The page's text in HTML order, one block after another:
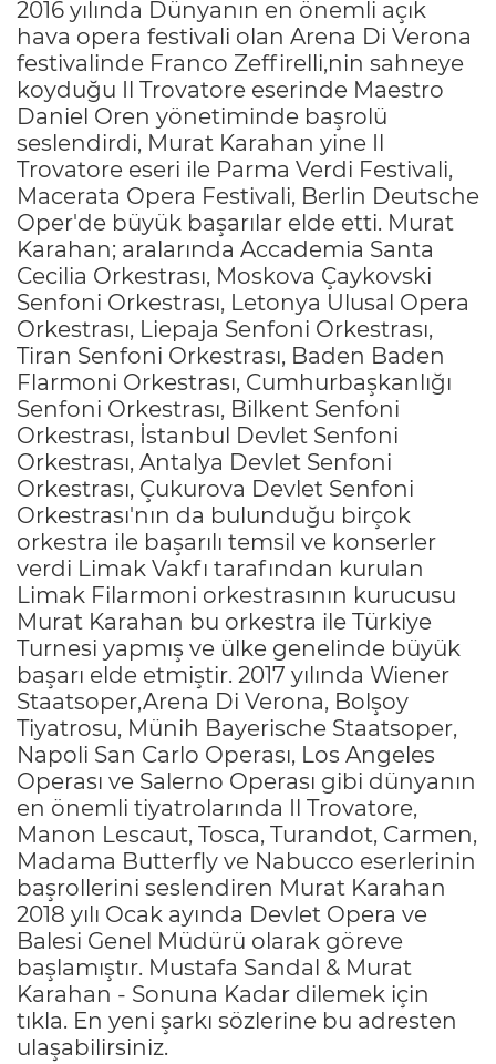
2016 yılında Dünyanın en önemli açık
hava opera festivali olan Arena Di Verona
festivalinde Franco Zeffirelli,nin sahneye
koyduğu Il Trovatore eserinde Maestro
Daniel Oren yönetiminde başrolü
seslendirdi, Murat Karahan yine Il
Trovatore eseri ile Parma Verdi Festivali,
Macerata Opera Festivali, Berlin Deutsche
Oper'de büyük başarılar elde etti. Murat
Karahan; aralarında Accademia Santa
Cecilia Orkestrası, Moskova Çaykovski
Senfoni Orkestrası, Letonya Ulusal Opera
Orkestrası, Liepaja Senfoni Orkestrası,
Tiran Senfoni Orkestrası, Baden Baden
Flarmoni Orkestrası, Cumhurbaşkanlığı
Senfoni Orkestrası, Bilkent Senfoni
Orkestrası, İstanbul Devlet Senfoni
Orkestrası, Antalya Devlet Senfoni
Orkestrası, Çukurova Devlet Senfoni
Orkestrası'nın da bulunduğu birçok
orkestra ile başarılı temsil ve konserler
verdi Limak Vakfı tarafından kurulan
Limak Filarmoni orkestrasının kurucusu
Murat Karahan bu orkestra ile Türkiye
Turnesi yapmış ve ülke genelinde büyük
başarı elde etmiştir. 2017 yılında Wiener
Staatsoper,Arena Di Verona, Bolşoy
Tiyatrosu, Münih Bayerische Staatsoper,
Napoli San Carlo Operası, Los Angeles
Operası ve Salerno Operası gibi dünyanın
en önemli tiyatrolarında Il Trovatore,
Manon Lescaut, Tosca, Turandot, Carmen,
Madama Butterfly ve Nabucco eserlerinin
başrollerini seslendiren Murat Karahan
2018 yılı Ocak ayında Devlet Opera ve
Balesi Genel Müdürü olarak göreve
başlamıştır. Mustafa Sandal & Murat
Karahan - Sonuna Kadar dilemek için
tıkla. En yeni şarkı sözlerine bu adresten
ulaşabilirsiniz.